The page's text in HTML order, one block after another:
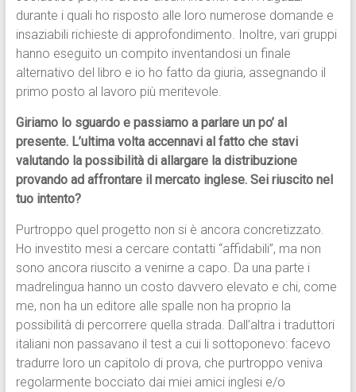
durante i quali ho risposto alle loro numerose domande e
insaziabili richieste di approfondimento. Inoltre, vari gruppi
hanno eseguito un compito inventandosi un finale
alternativo del libro e io ho fatto da giuria, assegnando il
primo posto al lavoro più meritevole.
Giriamo lo sguardo e passiamo a parlare un po’ al
presente. L’ultima volta accennavi al fatto che stavi
valutando la possibilità di allargare la distribuzione
provando ad affrontare il mercato inglese. Sei riuscito nel
tuo intento?
Purtroppo quel progetto non si è ancora concretizzato.
Ho investito mesi a cercare contatti “affidabili”, ma non
sono ancora riuscito a venirne a capo. Da una parte i
madrelingua hanno un costo davvero elevato e chi, come
me, non ha un editore alle spalle non ha proprio la
possibilità di percorrere quella strada. Dall’altra i traduttori
italiani non passavano il test a cui li sottoponevo: facevo
tradurre loro un capitolo di prova, che purtroppo veniva
regolarmente bocciato dai miei amici inglesi e/o